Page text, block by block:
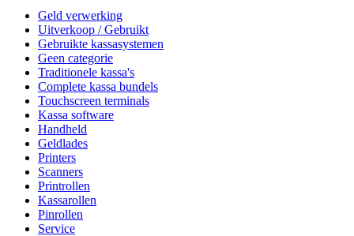
Geld verwerking
Uitverkoop / Gebruikt
Gebruikte kassasystemen
Geen categorie
Traditionele kassa's
Complete kassa bundels
Touchscreen terminals
Kassa software
Handheld
Geldlades
Printers
Scanners
Printrollen
Kassarollen
Pinrollen
Service